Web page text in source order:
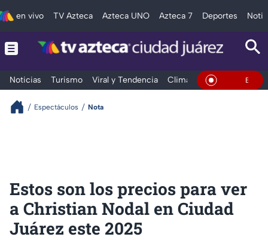
en vivo TV Azteca Azteca UNO Azteca 7 Deportes
Noticias Turismo Viral y Tendencia Clima Deportes En Vivo
Espectáculos Nota
Estos son los precios para ver
a Christian Nodal en Ciudad
Juárez este 2025